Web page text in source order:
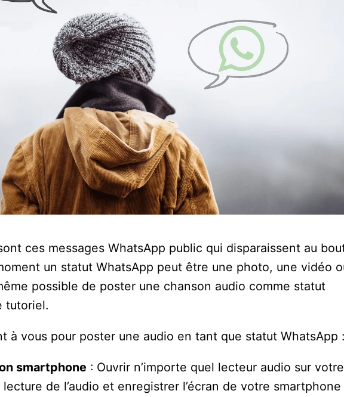
ces messages WhatsApp public qui disparaissent au
un statut WhatsApp peut être une photo, une vidéo
possible de poster une chanson audio comme statut
tutoriel.
à vous pour poster une audio en tant que statut WhatsApp :
smartphone : Ouvrir n’importe quel lecteur audio sur votre
de l’audio et enregistrer l’écran de votre smartphone